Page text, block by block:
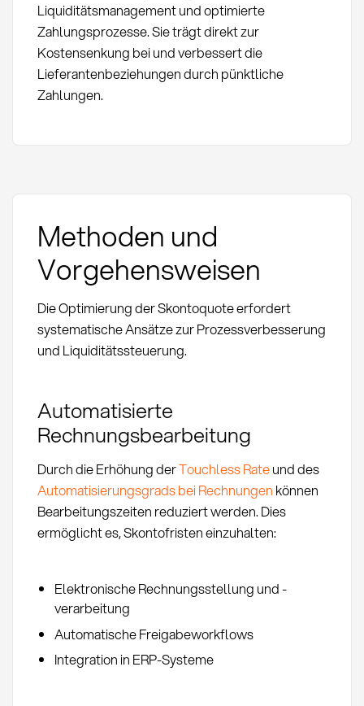
Liquiditätsmanagement und optimierte
Zahlungsprozesse. Sie trägt direkt zur
Kostensenkung bei und verbessert die
Lieferantenbeziehungen durch pünktliche
Zahlungen.
Methoden und
Vorgehensweisen
Die Optimierung der Skontoquote erfordert
systematische Ansätze zur Prozessverbesserung
und Liquiditätssteuerung.
Automatisierte
Rechnungsbearbeitung
Durch die Erhöhung derTouchless Rateund des
Automatisierungsgrads bei Rechnungen können
Bearbeitungszeiten reduziert werden. Dies
ermöglicht es, Skontofristen einzuhalten:
Elektronische Rechnungsstellung und -
verarbeitung
Automatische Freigabeworkflows
Integration in ERP-Systeme